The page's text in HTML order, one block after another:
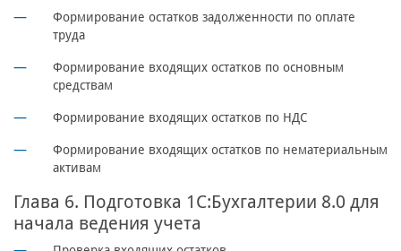
Формирование остатков задолженности по оплате
труда
Формирование входящих остатков по основным
средствам
Формирование входящих остатков по НДС
Формирование входящих остатков по нематериальным
активам
Глава 6. Подготовка 1С:Бухгалтерии 8.0 для
начала ведения учета